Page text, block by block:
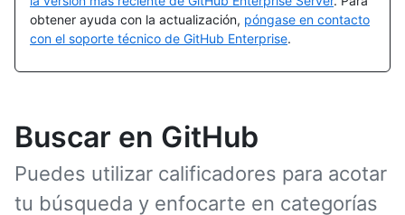
obtener ayuda con la actualización, póngase en contacto
con el soporte técnico de GitHub Enterprise.
Buscar en GitHub
Puedes utilizar calificadores para acotar
tu búsqueda y enfocarte en categorías